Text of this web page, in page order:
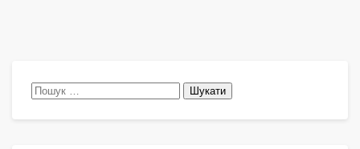
Пошук: